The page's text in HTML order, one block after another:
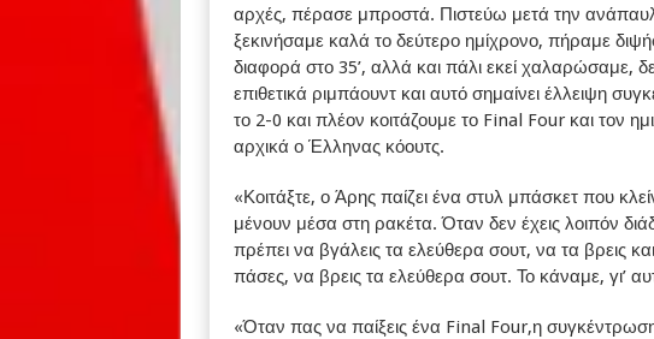
αρχές, πέρασε μπροστά. Πιστεύω μετά την
ξεκινήσαμε καλά το δεύτερο ημίχρονο, πήραμε
διαφορά στο 35’, αλλά και πάλι εκεί χαλαρώσαμε,
επιθετικά ριμπάουντ και αυτό σημαίνει έλλειψη
το 2-0 και πλέον κοιτάζουμε το Final Four και τον
αρχικά ο Έλληνας κόουτς.
«Κοιτάξτε, ο Άρης παίζει ένα στυλ μπάσκετ που
μένουν μέσα στη ρακέτα. Όταν δεν έχεις λοιπόν
πρέπει να βγάλεις τα ελεύθερα σουτ, να τα βρεις
πάσες, να βρεις τα ελεύθερα σουτ. Το κάναμε, γι’
«Όταν πας να παίξεις ένα Final Four,η